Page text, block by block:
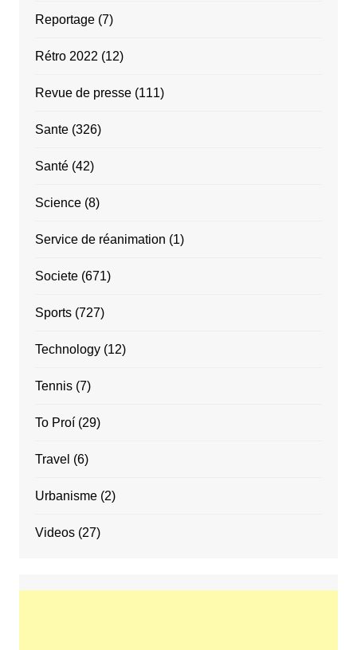
Reportage(7)
Rétro 2022 (12)
Revue de presse(111)
Sante(326)
Santé(42)
Science(8)
Service de réanimation (1)
Societe(671)
Sports(727)
Technology(12)
Tennis(7)
To Proí(29)
Travel (6)
Urbanisme(2)
Videos(27)